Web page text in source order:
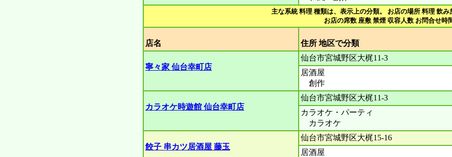
主な系統 料理 種類は、表示上の分類。 お店の場所 料理 飲
お店の席数 座敷 禁煙 収容人数 お問合せ時
店名 住所 地区で分
寧々家 仙台幸町店
仙台市宮城野区大梶11-3
居酒屋
創作
カラオケ時遊館 仙台幸町店
仙台市宮城野区大梶11‐3
カラオケ・パーティ
カラオケ
餃子 串カツ居酒屋 藤玉
仙台市宮城野区大梶15-16
居酒屋